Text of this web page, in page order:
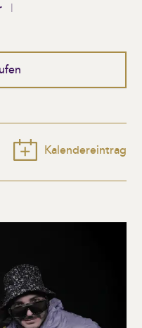
Kalendereintrag